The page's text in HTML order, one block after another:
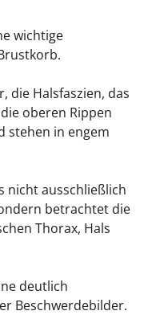
wichtige
die Halsfaszien, das
oberen Rippen
stehen in engem
nicht ausschließlich
betrachtet die
Thorax, Hals
deutlich
Beschwerdebilder.